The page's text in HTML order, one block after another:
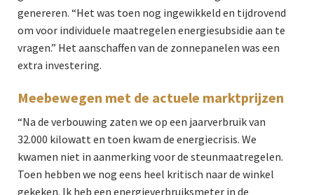
genereren. “Het was toen nog ingewikkeld en tijdrovend
om voor individuele maatregelen energiesubsidie aan te
vragen.” Het aanschaffen van de zonnepanelen was een
extra investering.
Meebewegen met de actuele marktprijzen
“Na de verbouwing zaten we op een jaarverbruik van
32.000 kilowatt en toen kwam de energiecrisis. We
kwamen niet in aanmerking voor de steunmaatregelen.
Toen hebben we nog eens heel kritisch naar de winkel
gekeken. Ik heb een energieverbruiksmeter in de